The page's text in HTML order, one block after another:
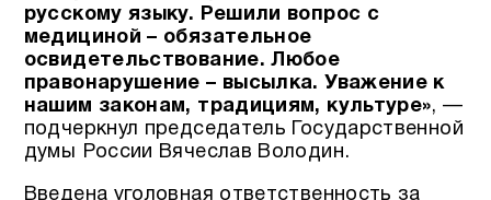
русскому языку. Решили вопрос с
медициной – обязательное
освидетельствование. Любое
правонарушение – высылка. Уважение к
нашим законам, традициям, культуре», —
подчеркнул председатель Государственной
думы России Вячеслав Володин.
Введена уголовная ответственность за